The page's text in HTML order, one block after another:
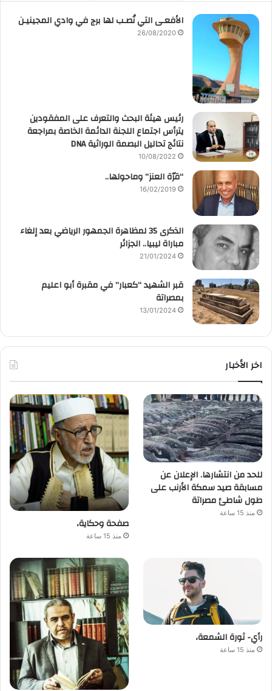
الأفعـى التي نُصـب لها برج في وادي المجينيـن
26/08/2020
رئيس هيئة البحث والتعرف على المفقودين
يترأس اجتماع اللجنة الدائمة الخاصة بمراجعة
نتائج تحاليل البصمة الوراثية DNA
10/08/2022
“قرّة العنز” وماحولها..
16/02/2019
الذكرى 35 لمظاهرة الجمهور الرياضي بعد إلغاء
مباراة ليبيا.. الجزائر
21/01/2024
قبر الشهيد “كعبار” في مقبرة أبو اعليم
بمصراتة
13/01/2024
اخر الأخبار
للحد من انتشارها. الإعلان عن
مسابقة صيد سمكة الأرنب على
طول شاطئ مصراتة
منذ 15 ساعة
صفحة وحكاية،
منذ 15 ساعة
رأي- ثورة الشمعة،
منذ 15 ساعة